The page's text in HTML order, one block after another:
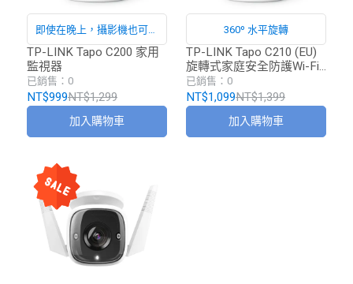
即使在晚上，攝影機也可以
提供高達 9 公尺的可視距離
TP-LINK Tapo C200 家用
監視器
已銷售：0
NT$999NT$1,299
加入購物車
360º 水平旋轉
TP-LINK Tapo C210 (EU)
旋轉式家庭安全防護Wi-Fi
攝影機
已銷售：0
NT$1,099NT$1,399
加入購物車